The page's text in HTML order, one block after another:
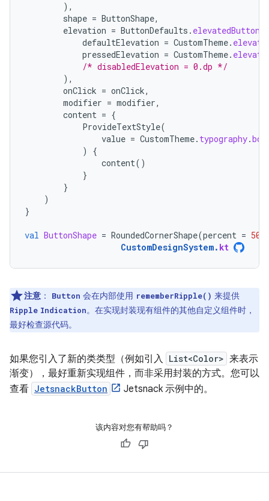
),
shape = ButtonShape,
elevation = ButtonDefaults .
defaultElevation = CustomTheme.
pressedElevation = CustomTheme.
/* disabledElevation = 0.dp */
),
onClick = onClick,
modifier = modifier,
content = {
ProvideTextStyle(
value = CustomTheme. typography.
)
{
content()
}
}
)
}
val ButtonShape = RoundedCornerShape(percent = 50
CustomDesignSystem. kt
注意 ： Button 会在内部使用 rememberRipple() 来提供
Ripple Indication。在实现封装现有组件的其他自定义组件时，
最好检查源代码。
如果您引入了新的类类型（例如引入 List<Color> 来表示
渐变），最好重新实现组件，而非采用封装的方式。您可以
查看 JetsnackButton Jetsnack 示例中的。
该内容对您有帮助吗？